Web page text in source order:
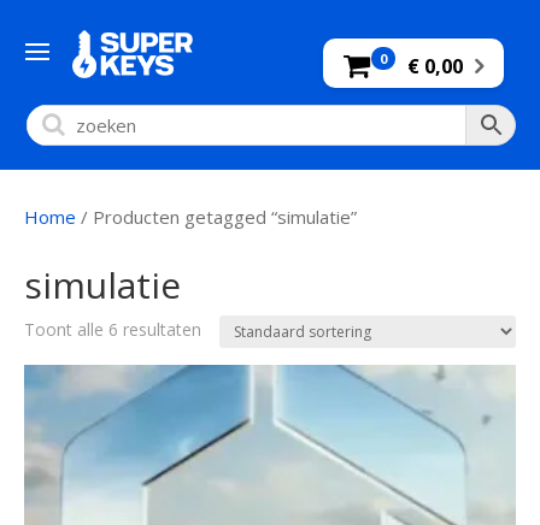
0 € 0,00
Home / Producten getagged “simulatie”
simulatie
Toont alle 6 resultaten